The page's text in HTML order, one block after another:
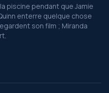
piscine pendant que Jamie
enterre quelque chose
son film ; Miranda